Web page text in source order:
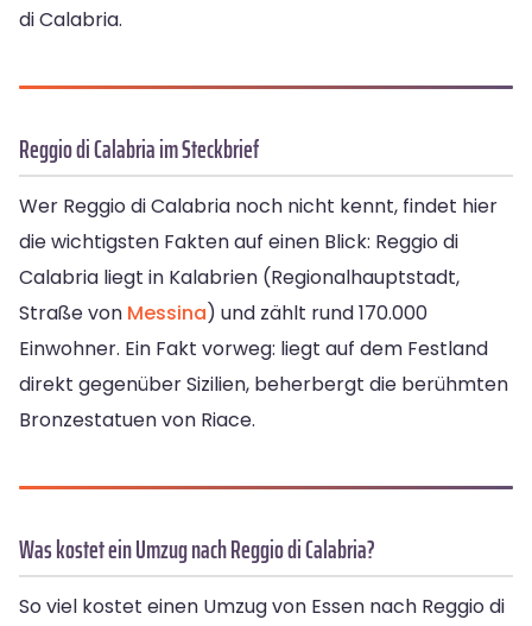
di Calabria.
Reggio di Calabria im Steckbrief
Wer Reggio di Calabria noch nicht kennt, findet hier
die wichtigsten Fakten auf einen Blick: Reggio di
Calabria liegt in Kalabrien (Regionalhauptstadt,
Straße von Messina) und zählt rund 170.000
Einwohner. Ein Fakt vorweg: liegt auf dem Festland
direkt gegenüber Sizilien, beherbergt die berühmten
Bronzestatuen von Riace.
Was kostet ein Umzug nach Reggio di Calabria?
So viel kostet einen Umzug von Essen nach Reggio di